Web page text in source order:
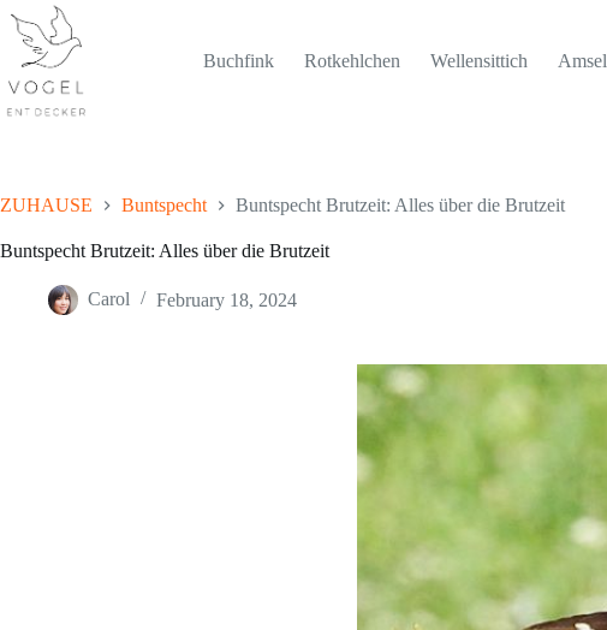
content
Buchfink Rotkehlchen Wellensittich Amsel
ZUHAUSE Buntspecht Buntspecht Brutzeit: Alles über die Brutzeit
Buntspecht Brutzeit: Alles über die Brutzeit
Carol February 18, 2024